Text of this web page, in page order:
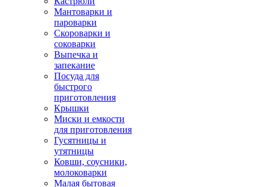
Мантоварки и
пароварки
Скороварки и
соковарки
Выпечка и
запекание
Посуда для
быстрого
приготовления
Крышки
Миски и емкости
для приготовления
Гусятницы и
утятницы
Ковши, соусники,
молоковарки
Малая бытовая